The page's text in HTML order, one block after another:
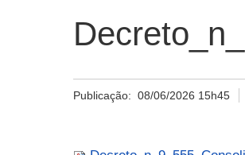
Publicação: 08/06/2026 15h45